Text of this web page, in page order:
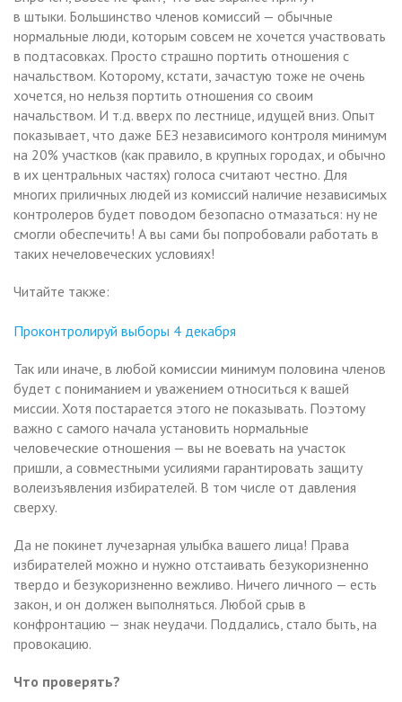
в штыки. Большинство членов комиссий — обычные
нормальные люди, которым совсем не хочется участвовать
в подтасовках. Просто страшно портить отношения с
начальством. Которому, кстати, зачастую тоже не очень
хочется, но нельзя портить отношения со своим
начальством. И т.д. вверх по лестнице, идущей вниз. Опыт
показывает, что даже БЕЗ независимого контроля минимум
на 20% участков (как правило, в крупных городах, и обычно
в их центральных частях) голоса считают честно. Для
многих приличных людей из комиссий наличие независимых
контролеров будет поводом безопасно отмазаться: ну не
смогли обеспечить! А вы сами бы попробовали работать в
таких нечеловеческих условиях!
Читайте также:
Проконтролируй выборы 4 декабря
Так или иначе, в любой комиссии минимум половина членов
будет с пониманием и уважением относиться к вашей
миссии. Хотя постарается этого не показывать. Поэтому
важно с самого начала установить нормальные
человеческие отношения — вы не воевать на участок
пришли, а совместными усилиями гарантировать защиту
волеизъявления избирателей. В том числе от давления
сверху.
Да не покинет лучезарная улыбка вашего лица! Права
избирателей можно и нужно отстаивать безукоризненно
твердо и безукоризненно вежливо. Ничего личного — есть
закон, и он должен выполняться. Любой срыв в
конфронтацию — знак неудачи. Поддались, стало быть, на
провокацию.
Что проверять?